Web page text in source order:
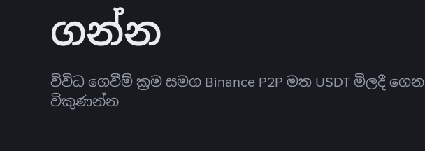
ගන්න
විවිධ ගෙවීම් ක්‍රම සමග Binance P2P මත USDT මිලදී ගෙන
විකුණන්න